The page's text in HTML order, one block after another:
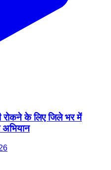
रोकने के लिए जिले भर में
अभियान